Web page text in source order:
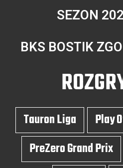
SEZON
BKS BOSTIK
Tauron Liga Play
PreZero Grand Prix